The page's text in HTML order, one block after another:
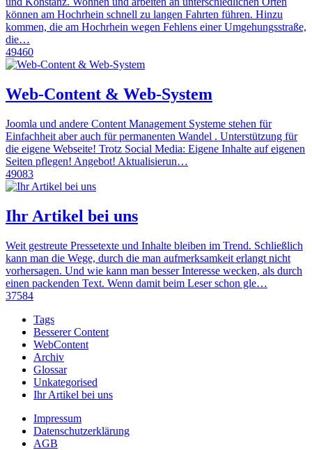
können am Hochrhein schnell zu langen Fahrten führen. Hinzu
kommen, die am Hochrhein wegen Fehlens einer Umgehungsstraße,
die…
49460
Web-Content & Web-System
Joomla und andere Content Management Systeme stehen für
Einfachheit aber auch für permanenten Wandel . Unterstützung für
die eigene Webseite! Trotz Social Media: Eigene Inhalte auf eigenen
Seiten pflegen! Angebot! Aktualisierun…
49083
Ihr Artikel bei uns
Weit gestreute Pressetexte und Inhalte bleiben im Trend. Schließlich
kann man die Wege, durch die man aufmerksamkeit erlangt nicht
vorhersagen. Und wie kann man besser Interesse wecken, als durch
einen packenden Text. Wenn damit beim Leser schon gle…
37584
Tags
Besserer Content
WebContent
Archiv
Glossar
Unkategorised
Ihr Artikel bei uns
Impressum
Datenschutzerklärung
AGB